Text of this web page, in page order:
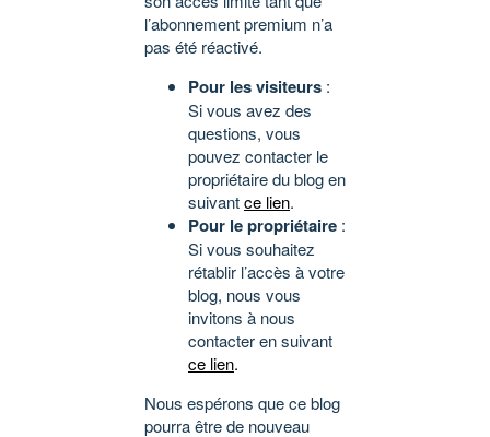
l’abonnement premium n’a
pas été réactivé.
Pour les visiteurs :
Si vous avez des
questions, vous
pouvez contacter le
propriétaire du blog en
suivantce lien.
Pour le propriétaire :
Si vous souhaitez
rétablir l’accès à votre
blog, nous vous
invitons à nous
contacter en suivant
ce lien.
Nous espérons que ce blog
pourra être de nouveau